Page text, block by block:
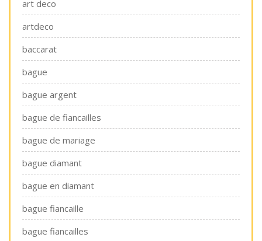
art deco
artdeco
baccarat
bague
bague argent
bague de fiancailles
bague de mariage
bague diamant
bague en diamant
bague fiancaille
bague fiancailles